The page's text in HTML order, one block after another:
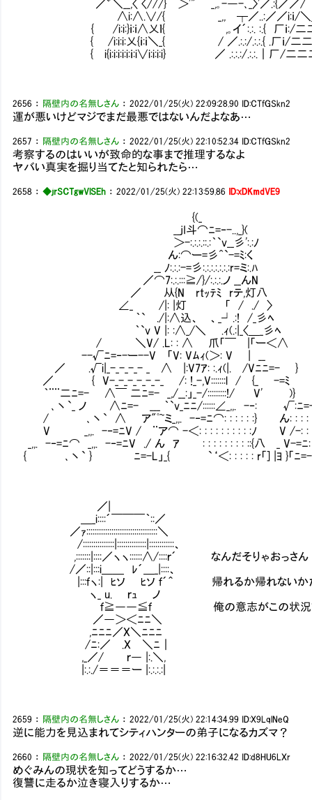
／゛＼__,〈 〈///} ＞'" _,｡-―-､_〉'／.:{／／/
∧i:∧.∨/{ _,, ┬／..:／／i:ｉ/＼
{ /i:i:}ｉ:ｉ∧乂ｌ{ ,｡イ´:.:. :.{ 厂ｉ:/二二
{ /i:i:i:乂{ｉ:ｉ＼_{ / ／.:.:/.:.:.{ .厂ｉ/二二
{ i{i:i:i:i:i:ｉ:i∨i:i:i:i} ／ .:.:.:/.:.:.｜厂/二二二二
2656 ： 隔壁内の名無しさん ：2022/01/25(火) 22:09:28.90 ID:CTfGSkn2
運が悪いけどマジでまだ最悪ではないんだよなあ…
2657 ： 隔壁内の名無しさん ：2022/01/25(火) 22:10:52.34 ID:CTfGSkn2
考察するのはいいが致命的な事まで推理するなよ
ヤバい真実を掘り当てたと知られたら…
2658 ：◆jrSCTgwVlSEh ：2022/01/25(火) 22:13:59.86 ID:xDKmdVE9
{(_
__jI斗⌒ﾆ=‐-..,_}(
＞-:.:.:.::.:｀`v__彡':.:ﾉ
ん:⌒ー=彡^`-=ﾐ:く
__ ﾉ:.:.:-=彡:.:.:.:.:.:.:r=ミ:.ﾊ
／⌒7:.:.:::≧/}/:.:.:.ノ __んN
／ 从{N rtｯﾃﾐ rテ,灯八
∠_ /|: |灯 「 / ./ 〉
｀` ./|:∧込、 、_┘.:! /_彡ﾍ ここがどこ
｀`v V |: :∧_/＼ .ｨ(.:|_〈＿_彡ﾍ
/ ＼V/ .L: : ∧ 爪「￣ |「ー＜∧ 坊主
--√ﾆ=‐-ー--V 「V: Vﾑｨ(＞: V | __
／ .√i|_-_-_-_- _ ∧ |:V7ｱ: :.ｨ(|. /Vﾆﾆ=- } それと
／ { V-_-_-_-_-_-_ /: !_-,V:::::::l / {_ -=ﾐ
｀¨¨二ﾆ=- ∧￣ 二ﾆ=- _,/__:」_-/:::::::::!/ V' )}
､丶`_ ノ ∧ﾆ=- ___ ｀`v_ﾆﾆ/::::::∠_,,. -‐: √:ﾆ
/ ､丶` ∧ ア"ﾟ~ミ_,,. -‐=ﾆ⌒: : : : : :} ん: : : : :
V _,,. -‐=ﾆV / ¨ア⌒ -＜: : : : : : : : : :ﾉ V /-: : :
_,,. -‐=ﾆ⌒ _,,. -‐=ﾆV ./ ん ｱ : : : : : : : : ::{八 _ V-=ﾆ:
{ ､丶` } ﾆ=-L」_{ `‘＜: : : : : r「] |ﾖ }「ﾆ=-:
／|
＿_i::::´￣￣￣｀::／
／ｧ::::::::::::::::::::::::::::::::::＼
/:::::::::::::::|::::::::::::::|::::::::::::、
,:::::::|::::／ヽヽ::::::∧/::::ｒ´ なんだそりゃおっさん
/／::|:::i＿＿ ﾚ´＿_|::::、
|:::ｆヽ:| ﾋソ ﾋソ ｆ´＾ 帰れるか帰れないかだろ
ヽ_ u. ｒｭ ノ
ｆ≧――≦ｆ 俺の意志がこの状況で介在す
／―＞＜ﾆﾆ＼
,ﾆﾆﾆ／X＼ﾆﾆﾆ
/ﾆ:／ .X ＼ﾆ｜
,_／/ ｒ― |:.＼,
|:.:./＝＝＝ー |:.:.:.:|
2659 ： 隔壁内の名無しさん ：2022/01/25(火) 22:14:34.99 ID:X9LqlNeQ
逆に能力を見込まれてシティハンターの弟子になるカズマ？
2660 ： 隔壁内の名無しさん ：2022/01/25(火) 22:16:32.42 ID:d8HU6LXr
めぐみんの現状を知ってどうするか…
復讐に走るか泣き寝入りするか…